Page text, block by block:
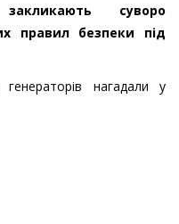
суворо
правил безпеки під
нагадали у